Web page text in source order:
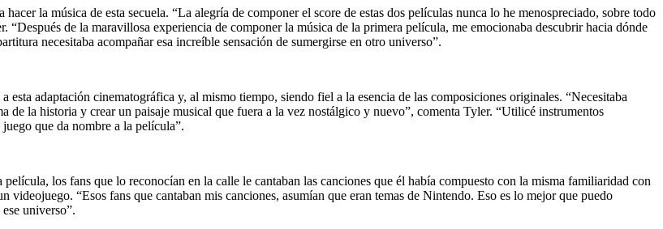
la música de esta secuela. “La alegría de componer el score de estas dos películas nunca lo he menospreciado, sobre todo
de la maravillosa experiencia de componer la música de la primera película, me emocionaba descubrir hacia dónde
necesitaba acompañar esa increíble sensación de sumergirse en otro universo”.
adaptación cinematográfica y, al mismo tiempo, siendo fiel a la esencia de las composiciones originales. “Necesitaba
la historia y crear un paisaje musical que fuera a la vez nostálgico y nuevo”, comenta Tyler. “Utilicé instrumentos
que da nombre a la película”.
los fans que lo reconocían en la calle le cantaban las canciones que él había compuesto con la misma familiaridad con
videojuego. “Esos fans que cantaban mis canciones, asumían que eran temas de Nintendo. Eso es lo mejor que puedo
universo”.